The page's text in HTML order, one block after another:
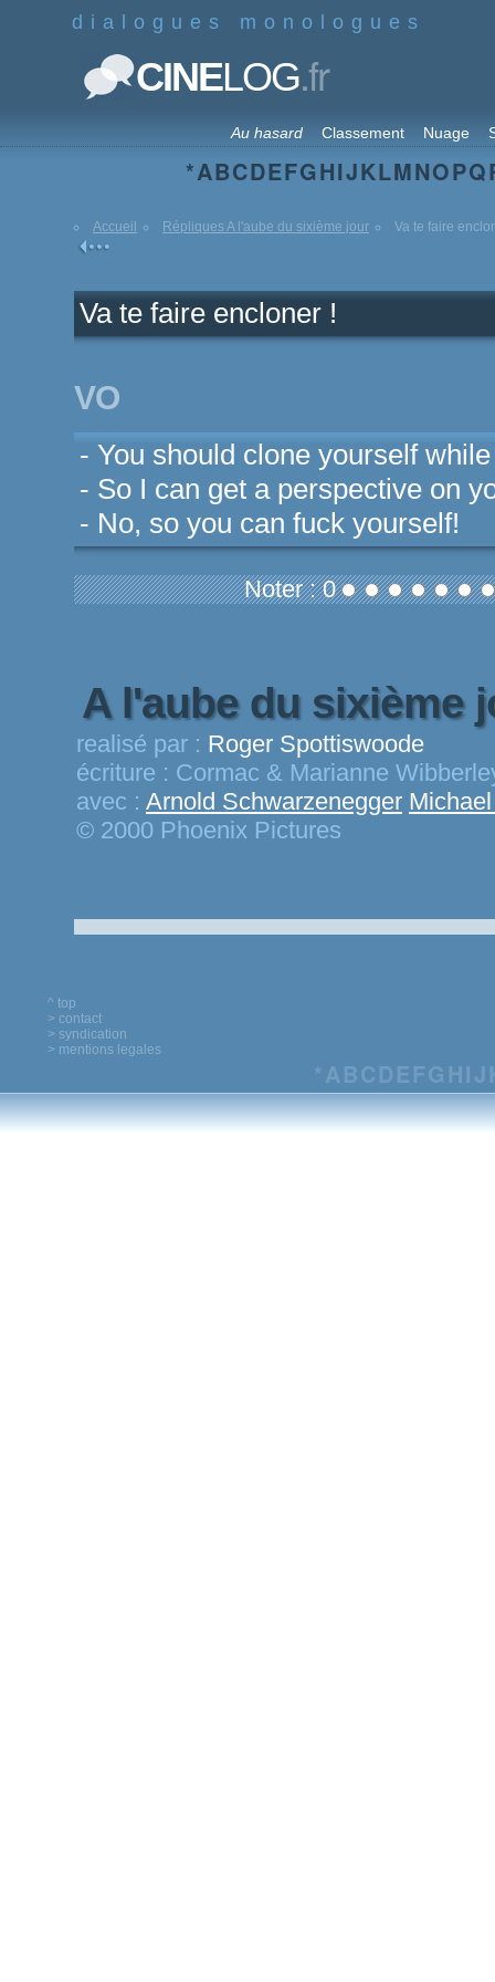
dialogues monologues
CINELOG.fr
Au hasard Classement Nuage
*ABCDEFGHIJKLMNOPQ
Accueil Répliques A l'aube du sixième jour Va te faire
Va te faire encloner !
VO
- You should clone yourself
- So I can get a perspective on
- No, so you can fuck yourself!
Noter : 0
A l'aube du sixième
realisé par : Roger Spottiswoode
écriture : Cormac & Marianne
avec : Arnold Schwarzenegger
© 2000 Phoenix Pictures
^ top
> contact
> syndication
> mentions legales
*ABCDEFG HIJ